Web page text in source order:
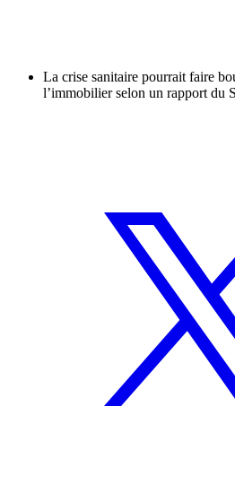
La crise sanitaire pourrait faire
l’immobilier selon un rapport du